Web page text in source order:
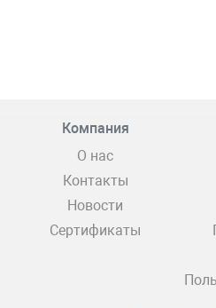
Компания
О нас
Контакты
Новости
Сертификаты